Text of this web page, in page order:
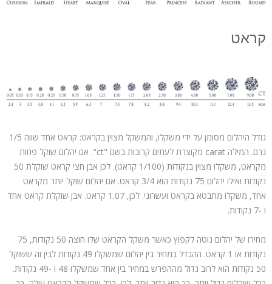
קראט
גודל היהלום מסומן על ידי משקלו, והמשקל מצוין בקראט: קראט אחד שווה 1/5
גרם. המילה carat מקוצרת לעתים קרובות בשם "ct". אם יהלום שוקל פחות
מקראט, משקלו מצוין בנקודות (1/100 קראט). לכן אבן חצי קראט שוקלת 50
נקודות ואילו יהלום 75 ​​נקודות הוא 3/4 קראט. אם יהלום שוקל יותר מקראט
אחד, משקלו מתבטא בקראט ועשרוני. לכן, 1.07 קראט. אבן שוקלת קראט אחד
ו -7 נקודות.
מחירו של יהלום נוטה לקפוץ כאשר משקל הקראט שלו חוצה 50 נקודות, 75
נקודות או 1 קראט. ההבדל במחיר בין יהלום שמשקלו 49 נקודות לבין זה ששוקל
50 נקודות הוא לרוב גדול מההפרש במחיר בין אחד שמשקלו 48 ו -49 נקודות.